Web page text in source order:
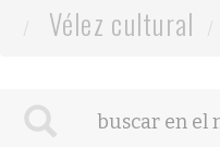
Vélez cultural